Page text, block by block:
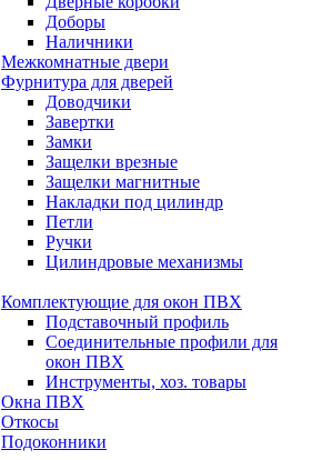
Доборы
Наличники
Межкомнатные двери
Фурнитура для дверей
Доводчики
Завертки
Замки
Защелки врезные
Защелки магнитные
Накладки под цилиндр
Петли
Ручки
Цилиндровые механизмы
Комплектующие для окон ПВХ
Подставочный профиль
Соединительные профили для
окон ПВХ
Инструменты, хоз. товары
Окна ПВХ
Откосы
Подоконники